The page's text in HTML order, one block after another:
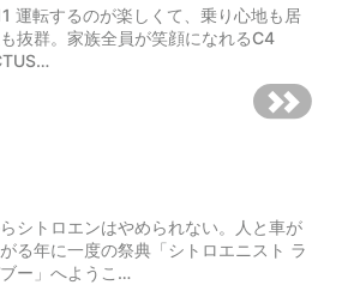
運転するのが楽しくて、乗り心地も居
抜群。家族全員が笑顔になれるC4
シトロエンはやめられない。人と車が
る年に一度の祭典「シトロエニスト ラ
ー」へようこ…